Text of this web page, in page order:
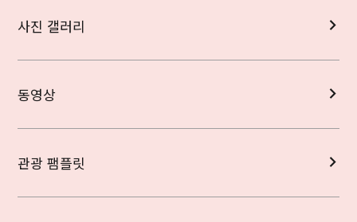
사진 갤러리
동영상
관광 팸플릿